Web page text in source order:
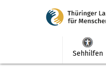
Sehhilfen